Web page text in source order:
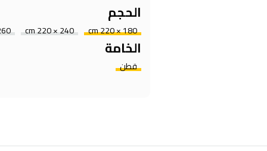
الحجم
180 × 220 cm
240 × 220 cm
240 cm
الخامة
قطن